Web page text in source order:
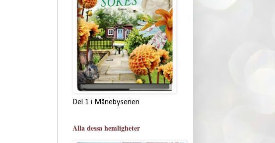
Del 1 i Månebyserien
Alla dessa hemligheter